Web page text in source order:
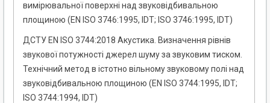
вимірювальної поверхні над звуковідбивальною
площиною (EN ISO 3746:1995, IDT; ISO 3746:1995, IDT)
ДСТУ EN ISO 3744:2018 Акустика. Визначення рівнів
звукової потужності джерел шуму за звуковим тиском.
Технічний метод в істотно вільному звуковому полі над
звуковідбивальною площиною (EN ISO 3744:1995, IDT;
ISO 3744:1994, IDT)